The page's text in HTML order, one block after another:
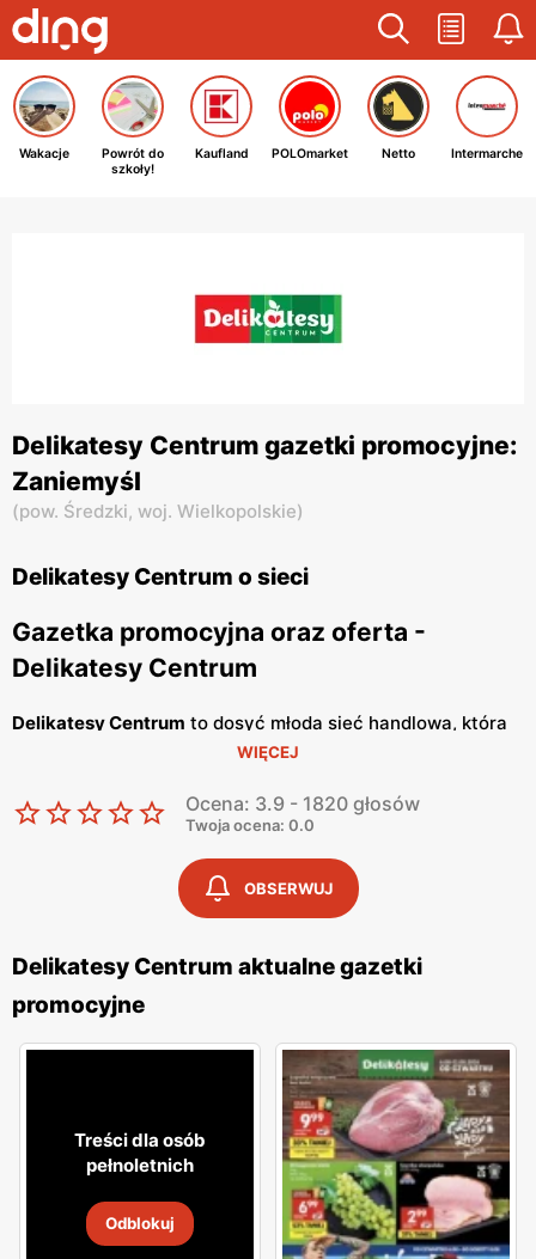
Wakacje
Powrót do
szkoły!
Kaufland POLOmarket Netto Intermarche
Delikatesy Centrum gazetki promocyjne:
Zaniemyśl
(pow. Średzki, woj. Wielkopolskie)
Delikatesy Centrum o sieci
Gazetka promocyjna oraz oferta -
Delikatesy Centrum
Delikatesy Centrum to dosyć młoda sieć handlowa, która
należy do Grupy Eurocash. Posiada ponad 1000 sklepów
nowe. Jej głównym celem jest oferowanie Tobie dobrej
cenach. Placówki handlowe znajdują się bardzo blisko
osiedli mieszkaniowych, tak abyś miał możliwość zrobienia
rzeczowym podejściem do klienta oraz korzystają ze
sprawdzonych dostawców, a personelowi nie schodzi
uśmiech z twarzy, dzięki czemu w sklepie panuje miła
atmosfera. Asortyment sklepu jest dobrze rozmieszczony,
toteż nie będziesz miał problemu z odszukaniem
potrzebnego dla Ciebie produktu.
W asortymencie dostępne są artykuły spożywcze oraz
chemia gospodarcza od pewnych producentów, którzy
WIĘCEJ
Ocena: 3.9 - 1820 głosów
Twoja ocena: 0.0
OBSERWUJ
Delikatesy Centrum aktualne gazetki
promocyjne
Treści dla osób
pełnoletnich
Odblokuj